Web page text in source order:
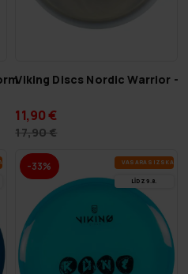
Viking Discs Nordic Warrior -
11,90 €
17,90 €
-33% VA­SA­RAS IZ­SKA­ŅA
LĪDZ 9.8.